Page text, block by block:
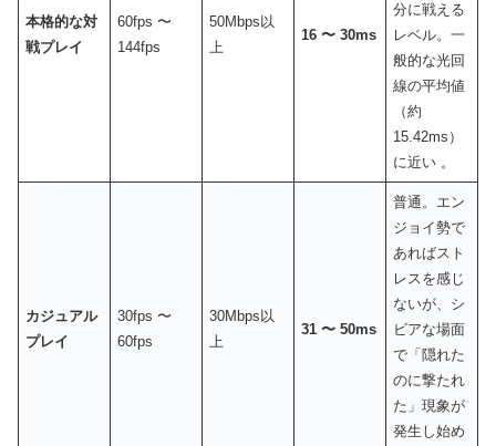
本格的な対
戦プレイ
60fps 〜
144fps
50Mbps以
上
16 〜 30ms
分に戦える
レベル。一
般的な光回
線の平均値
（約
15.42ms）
に近い 。
カジュアル
プレイ
30fps 〜
60fps
30Mbps以
上
31 〜 50ms
普通。エン
ジョイ勢で
あればスト
レスを感じ
ないが、シ
ビアな場面
で「隠れた
のに撃たれ
た」現象が
発生し始め